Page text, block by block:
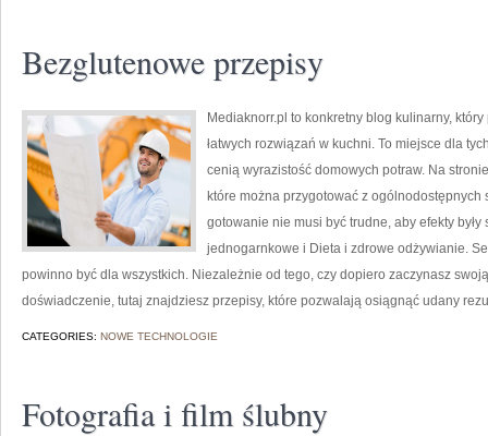
Bezglutenowe przepisy
Mediaknorr.pl to konkretny blog kulinarny,
łatwych rozwiązań w kuchni. To miejsce dla
cenią wyrazistość domowych potraw. Na
które można przygotować z ogólnodostępnych
gotowanie nie musi być trudne, aby efekty
jednogarnkowe i Dieta i zdrowe odżywianie.
powinno być dla wszystkich. Niezależnie od tego, czy dopiero zaczynasz
doświadczenie, tutaj znajdziesz przepisy, które pozwalają osiągnąć udany
CATEGORIES: NOWE TECHNOLOGIE
Fotografia i film ślubny